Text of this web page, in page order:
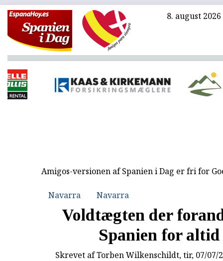
8. august 2026
Amigos-versionen af Spanien i Dag er fri for
Navarra Navarra
Voldtægten der
Spanien for altid
Skrevet afTorben Wilkenschildt, tir, 07/07/